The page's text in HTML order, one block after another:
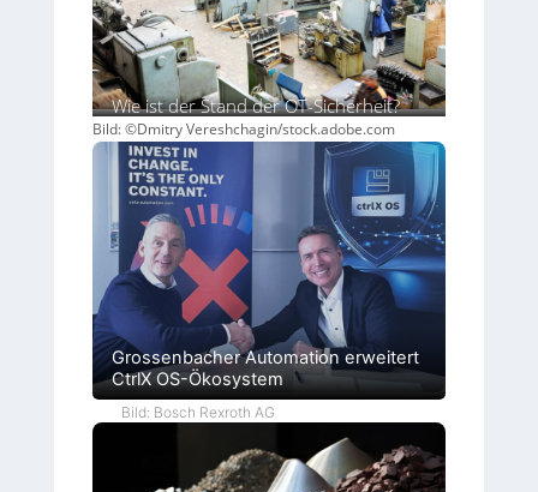
Wie ist der Stand der OT-Sicherheit?
Bild: ©Dmitry Vereshchagin/stock.adobe.com
Grossenbacher Automation erweitert
CtrlX OS-Ökosystem
Bild: Bosch Rexroth AG